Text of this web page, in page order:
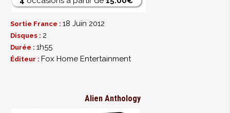
Sortie France : 18 Juin 2012
Disques : 2
Durée : 1h55
Éditeur : Fox Home Entertainment
Alien Anthology